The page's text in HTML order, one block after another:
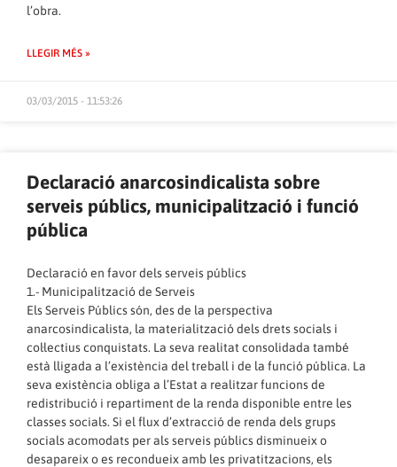
l’obra.
LLEGIR MÉS »
03/03/2015 - 11:53:26
Declaració anarcosindicalista sobre
serveis públics, municipalització i funció
pública
Declaració en favor dels serveis públics
1.- Municipalització de Serveis
Els Serveis Públics són, des de la perspectiva
anarcosindicalista, la materialització dels drets socials i
col·lectius conquistats. La seva realitat consolidada també
està lligada a l’existència del treball i de la funció pública. La
seva existència obliga a l’Estat a realitzar funcions de
redistribució i repartiment de la renda disponible entre les
classes socials. Si el flux d’extracció de renda dels grups
socials acomodats per als serveis públics disminueix o
desapareix o es recondueix amb les privatitzacions, els